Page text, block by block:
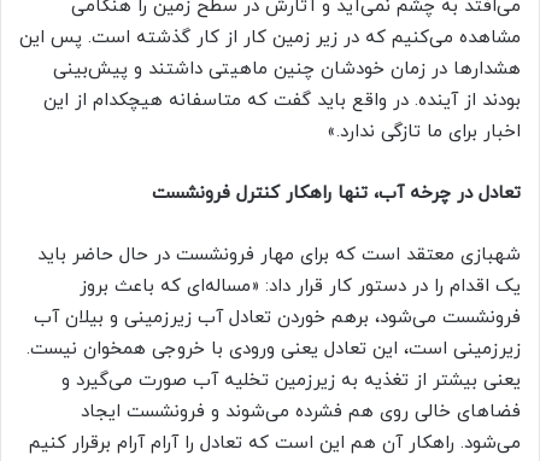
می‌افتد به چشم نمی‌آید و آثارش در سطح زمین را هنگامی
مشاهده می‌کنیم که در زیر زمین کار از کار گذشته است. پس این
هشدار‌ها در زمان خودشان چنین ماهیتی داشتند و پیش‌بینی
بودند از آینده. در واقع باید گفت که متاسفانه هیچکدام از این
اخبار برای ما تازگی ندارد.»
تعادل در چرخه آب، تنها راهکار کنترل فرونشست
شهبازی معتقد است که برای مهار فرونشست در حال حاضر باید
یک اقدام را در دستور کار قرار داد: «مساله‌ای که باعث بروز
فرونشست می‌شود، برهم خوردن تعادل آب زیرزمینی و بیلان آب
زیرزمینی است، این تعادل یعنی ورودی با خروجی همخوان نیست.
یعنی بیشتر از تغذیه به زیرزمین تخلیه آب صورت می‌گیرد و
فضا‌های خالی روی هم فشرده می‌شوند و فرونشست ایجاد
می‌شود. راهکار آن هم این است که تعادل را آرام آرام برقرار کنیم